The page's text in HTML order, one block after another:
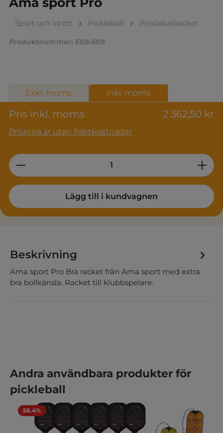
Sport och idrott Pickleball Pickleballracket
Produktnummer: E08-509
Pris inkl. moms 2 362,50 kr
Priserna är utan fraktkostnader
Exkl. moms Inkl. moms
Product Quantity: Enter the desired
Lägg till i kundvagnen
Beskrivning
Ama sport Pro Bra racket från Ama sport med extra
bra bollkänsla. Racket till klubbspelare.
Hoppa över produktgalleri
Andra användbara produkter för
pickleball
56.4%